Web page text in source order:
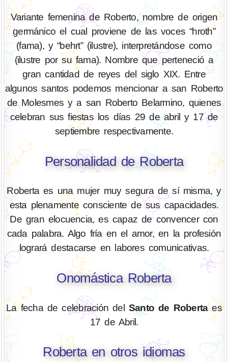
Variante femenina de Roberto, nombre de origen
germánico el cual proviene de las voces “hroth”
(fama), y “behrt” (ilustre), interpretándose como
(ilustre por su fama). Nombre que perteneció a
gran cantidad de reyes del siglo XIX. Entre
algunos santos podemos mencionar a san Roberto
de Molesmes y a san Roberto Belarmino, quienes
celebran sus fiestas los días 29 de abril y 17 de
septiembre respectivamente.
Personalidad de Roberta
Roberta es una mujer muy segura de sí misma, y
esta plenamente consciente de sus capacidades.
De gran elocuencia, es capaz de convencer con
cada palabra. Algo fría en el amor, en la profesión
logrará destacarse en labores comunicativas.
Onomástica Roberta
La fecha de celebración del Santo de Robertaes
17 de Abril.
Roberta en otros idiomas